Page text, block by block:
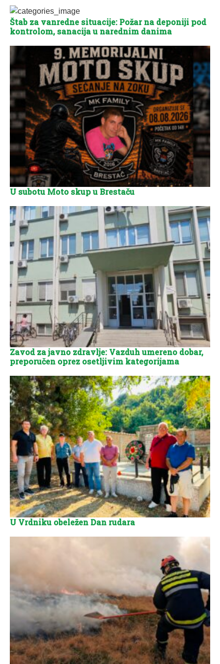
Štab za vanredne situacije: Požar na deponiji pod
kontrolom, sanacija u narednim danima
U subotu Moto skup u Brestaču
Zavod za javno zdravlje: Vazduh umereno dobar,
preporučen oprez osetljivim kategorijama
U Vrdniku obeležen Dan rudara